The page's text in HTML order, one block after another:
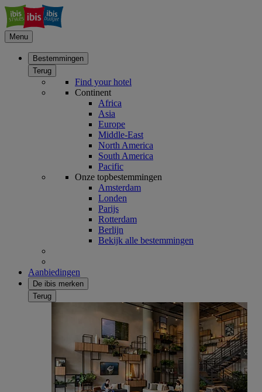
Menu
Bestemmingen
Terug
Find your hotel
Continent
Africa
Asia
Europe
Middle-East
North America
South America
Pacific
Onze topbestemmingen
Amsterdam
Londen
Parijs
Rotterdam
Berlijn
Bekijk alle bestemmingen
Aanbiedingen
De ibis merken
Terug